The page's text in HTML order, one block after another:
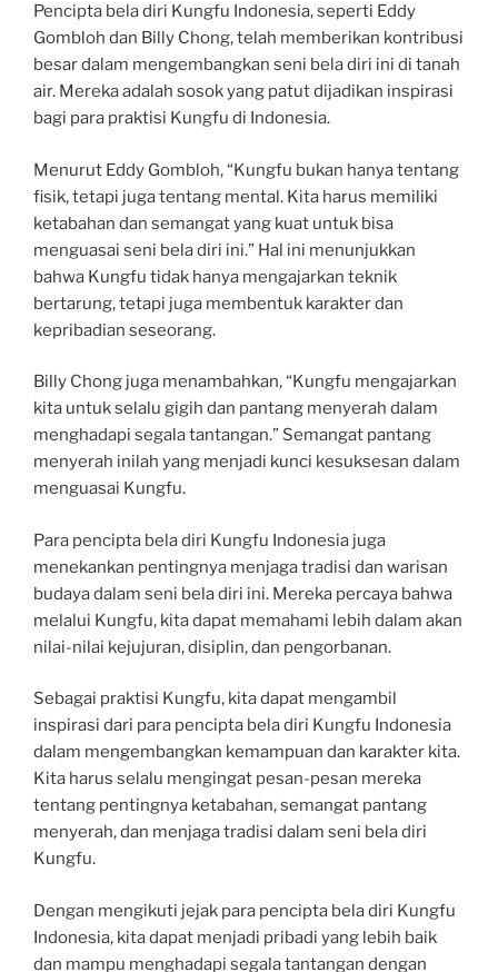
Pencipta bela diri Kungfu Indonesia, seperti Eddy
Gombloh dan Billy Chong, telah memberikan kontribusi
besar dalam mengembangkan seni bela diri ini di tanah
air. Mereka adalah sosok yang patut dijadikan inspirasi
bagi para praktisi Kungfu di Indonesia.
Menurut Eddy Gombloh, “Kungfu bukan hanya tentang
fisik, tetapi juga tentang mental. Kita harus memiliki
ketabahan dan semangat yang kuat untuk bisa
menguasai seni bela diri ini.” Hal ini menunjukkan
bahwa Kungfu tidak hanya mengajarkan teknik
bertarung, tetapi juga membentuk karakter dan
kepribadian seseorang.
Billy Chong juga menambahkan, “Kungfu mengajarkan
kita untuk selalu gigih dan pantang menyerah dalam
menghadapi segala tantangan.” Semangat pantang
menyerah inilah yang menjadi kunci kesuksesan dalam
menguasai Kungfu.
Para pencipta bela diri Kungfu Indonesia juga
menekankan pentingnya menjaga tradisi dan warisan
budaya dalam seni bela diri ini. Mereka percaya bahwa
melalui Kungfu, kita dapat memahami lebih dalam akan
nilai-nilai kejujuran, disiplin, dan pengorbanan.
Sebagai praktisi Kungfu, kita dapat mengambil
inspirasi dari para pencipta bela diri Kungfu Indonesia
dalam mengembangkan kemampuan dan karakter kita.
Kita harus selalu mengingat pesan-pesan mereka
tentang pentingnya ketabahan, semangat pantang
menyerah, dan menjaga tradisi dalam seni bela diri
Kungfu.
Dengan mengikuti jejak para pencipta bela diri Kungfu
Indonesia, kita dapat menjadi pribadi yang lebih baik
dan mampu menghadapi segala tantangan dengan